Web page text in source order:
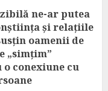
ne-ar putea
și relațiile
oamenii de
„simțim”
conexiune cu